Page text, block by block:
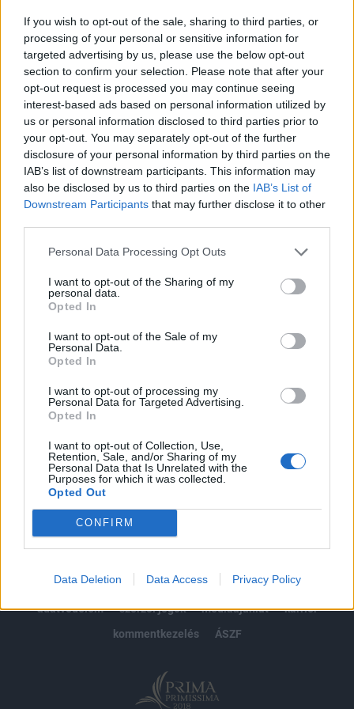
If you wish to opt-out of the sale, sharing to third parties, or
processing of your personal or sensitive information for
targeted advertising by us, please use the below opt-out
section to confirm your selection. Please note that after your
opt-out request is processed you may continue seeing
interest-based ads based on personal information utilized by
us or personal information disclosed to third parties prior to
your opt-out. You may separately opt-out of the further
disclosure of your personal information by third parties on the
IAB’s list of downstream participants. This information may
also be disclosed by us to third parties on the IAB’s List of
Downstream Participants that may further disclose it to other
Personal Data Processing Opt Outs
I want to opt-out of the Sharing of my
personal data.
Opted In
I want to opt-out of the Sale of my
Personal Data.
Opted In
I want to opt-out of processing my
Personal Data for Targeted Advertising.
Opted In
I want to opt-out of Collection, Use,
Retention, Sale, and/or Sharing of my
Personal Data that Is Unrelated with the
Purposes for which it was collected.
Opted Out
CONFIRM
Data Deletion Data Access Privacy Policy
A TASZSZ cikke szerint az orosz vezető elmondta: az
Oresnyik teljesen egyedülálló fegyver a világon, minden
rakétavédelmi rendszert ki tud kerülni és bárhol le tud
csapni Európában. Arra is kitért, hogy a rakéta, amely
tegnap Dnyipróban becsapott, egy teljesen új fejlesztés,
nem valamilyen meglévő rendszer felújítása. A fegyvert
állítólag 2023 júliusában kezdték el fejleszteni....
KEDVES OLVASÓNK!
A keresett cikk a portfolio.hu hírarchívumához
tartozik, melynek olvasása előfizetéses
regisztrációhoz kötött.
Az előfizetés a következőket tartalmazza:
Portfolio.hu teljes cikkarchívum
Kötéslisták: BÉT elmúlt 2 év napon belüli
kötéslistái
impresszum
jogi nyilatkozat
süti beállítások
adatvédelem
szerzői jogok médiaajánlat
karrier
kommentkezelés
ÁSZF